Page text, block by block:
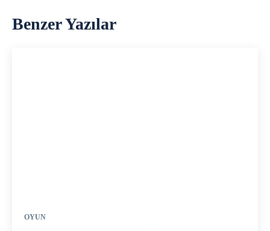
Benzer Yazılar
OYUN